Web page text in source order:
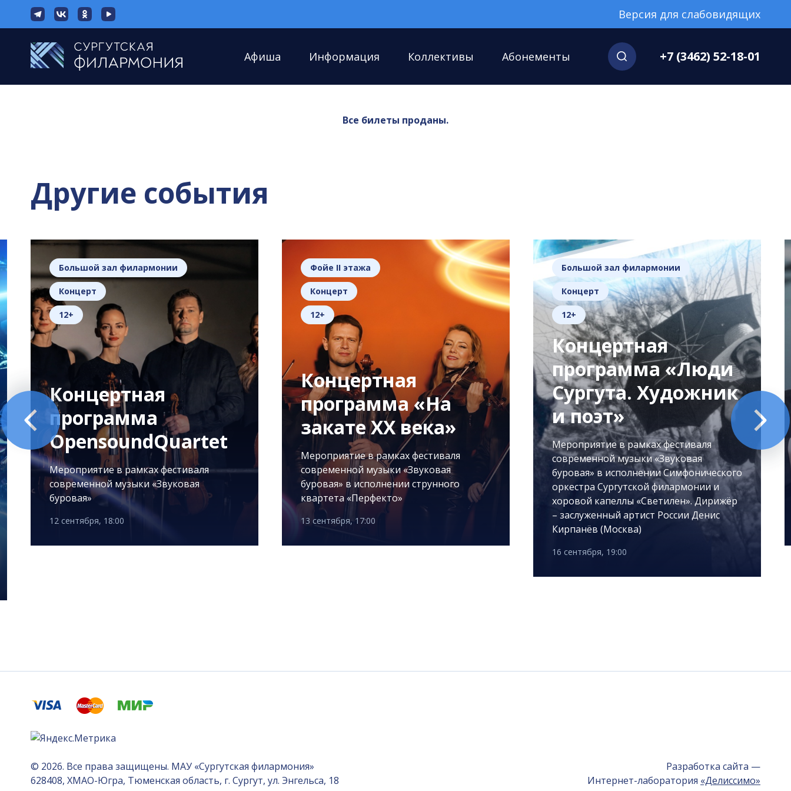
Версия для слабовидящих
Афиша Информация Коллективы Абонементы +7 (3462) 52-18-01
Все билеты проданы.
Другие события
Большой зал филармонии
Концерт
12+
Концертная
программа
OpensoundQuartet
Мероприятие в рамках фестиваля
современной музыки «Звуковая
буровая»
12 сентября, 18:00
Фойе II этажа
Концерт
12+
Концертная
программа «На
закате XX века»
Мероприятие в рамках фестиваля
современной музыки «Звуковая
буровая» в исполнении струнного
квартета «Перфекто»
13 сентября, 17:00
Большой зал филармонии
Концерт
12+
Концертная
программа «Люди
Сургута. Художник
и поэт»
Мероприятие в рамках фестиваля
современной музыки «Звуковая
буровая» в исполнении Симфонического
оркестра Сургутской филармонии и
хоровой капеллы «Светилен». Дирижёр
– заслуженный артист России Денис
Кирпанёв (Москва)
16 сентября, 19:00
© 2026. Все права защищены. МАУ «Сургутская филармония»
628408, ХМАО-Югра, Тюменская область, г. Сургут, ул. Энгельса, 18
Разработка сайта —
Интернет-лаборатория «Делиссимо»